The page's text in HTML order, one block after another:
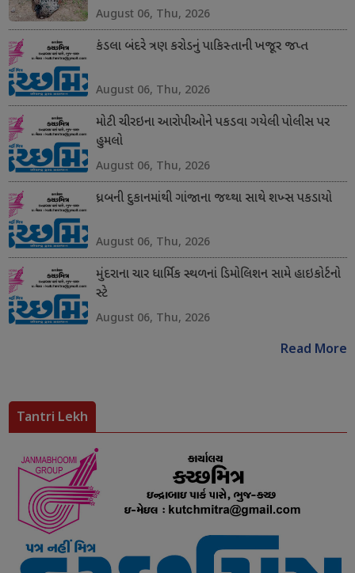
August 06, Thu, 2026
કંડલા બંદરે ત્રણ કરોડનું પાકિસ્તાની ખજૂર જપ્ત
August 06, Thu, 2026
મોટી ચીરઇના આરોપીઓને પકડવા ગયેલી પોલીસ પર
હુમલો
August 06, Thu, 2026
ધ્રબની દુકાનમાંથી ગાંજાના જથ્થા સાથે શખ્સ પકડાયો
August 06, Thu, 2026
મુંદરાના ચાર ધાર્મિક સ્થળનાં ડિમોલિશન સામે હાઇકોર્ટનો
સ્ટે
August 06, Thu, 2026
Read More
Tantri Lekh